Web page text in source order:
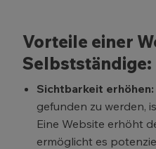
Vorteile einer
Selbstständige:
Sichtbarkeit erhöhen:
gefunden zu werden,
Eine Website erhöht
ermöglicht es